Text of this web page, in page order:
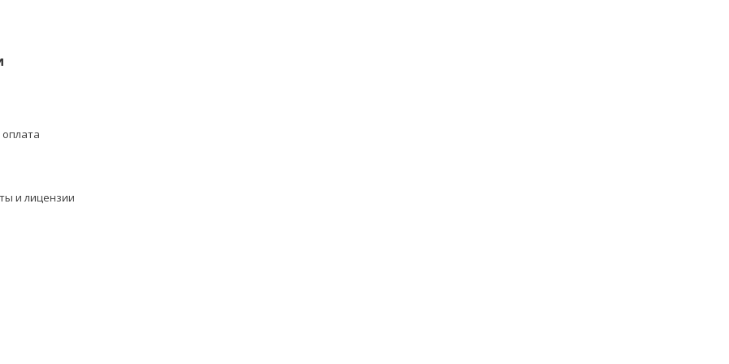
и лицензии